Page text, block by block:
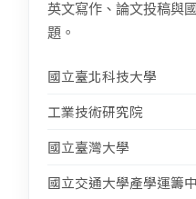
英文寫作、論文投稿與
題。
國立臺北科技大學
工業技術研究院
國立臺灣大學
國立交通大學產學運籌